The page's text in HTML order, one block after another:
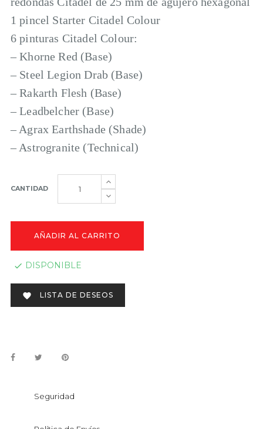
1 pincel Starter Citadel Colour
6 pinturas Citadel Colour:
– Khorne Red (Base)
– Steel Legion Drab (Base)
– Rakarth Flesh (Base)
– Leadbelcher (Base)
– Agrax Earthshade (Shade)
– Astrogranite (Technical)
CANTIDAD
AÑADIR AL CARRITO
 DISPONIBLE
 LISTA DE DESEOS
Seguridad